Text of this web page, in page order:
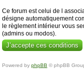
Ce forum est celui de l
désigne automatiquement
le règlement intérieur vous
(admins ou modos).
Powered by phpBB © phpBB